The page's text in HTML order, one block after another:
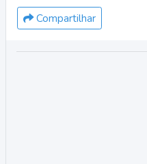
Compartilhar